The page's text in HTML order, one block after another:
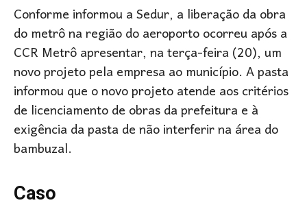
Conforme informou a Sedur, a liberação da obra
do metrô na região do aeroporto ocorreu após a
CCR Metrô apresentar, na terça-feira (20), um
novo projeto pela empresa ao município. A pasta
informou que o novo projeto atende aos critérios
de licenciamento de obras da prefeitura e à
exigência da pasta de não interferir na área do
bambuzal.
Caso